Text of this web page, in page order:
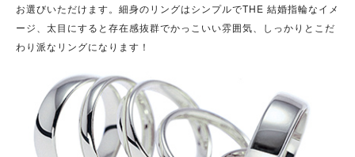
お選びいただけます。細身のリングはシンプルでTHE 結婚指輪なイメ
ージ、太目にすると存在感抜群でかっこいい雰囲気、しっかりとこだ
わり派なリングになります！